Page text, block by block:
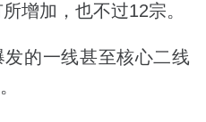
增加，也不过12宗。
的一线甚至核心二线